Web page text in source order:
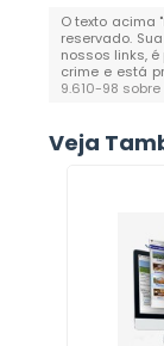
O texto acima "
reservado.
nossos links,
crime e está
9.610-98
Veja